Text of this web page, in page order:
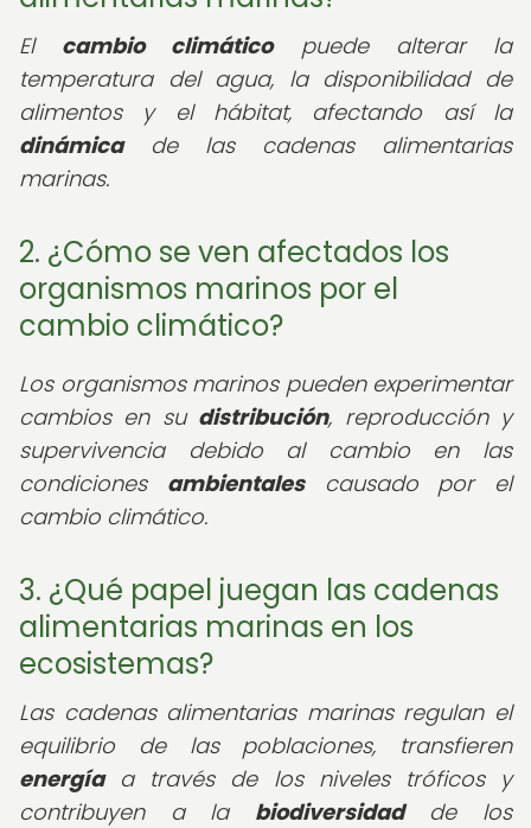
El cambio climáticopuede alterar la
temperatura del agua, la disponibilidad de
alimentos y el hábitat, afectando así la
dinámicade las cadenas alimentarias
marinas.
2. ¿Cómo se ven afectados los
organismos marinos por el
cambio climático?
Los organismos marinos pueden experimentar
cambios en su distribución, reproducción y
supervivencia debido al cambio en las
condiciones ambientalescausado por el
cambio climático.
3. ¿Qué papel juegan las cadenas
alimentarias marinas en los
ecosistemas?
Las cadenas alimentarias marinas regulan el
equilibrio de las poblaciones, transfieren
energíaa través de los niveles tróficos y
contribuyen a la biodiversidadde los